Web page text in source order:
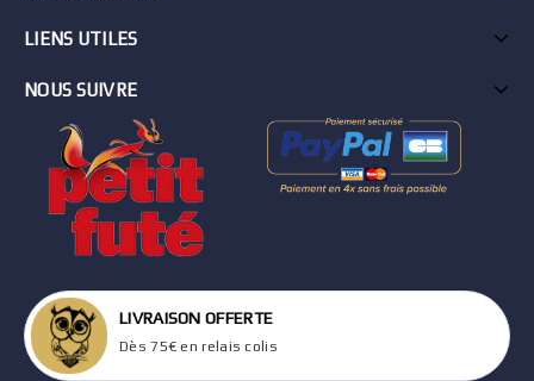
LIENS UTILES
NOUS SUIVRE
LIVRAISON OFFERTE
Dès 75€ en relais colis